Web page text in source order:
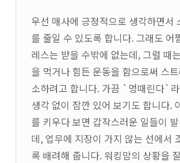
우선 매사에 긍정적으로 생각하면서
를 줄일 수 있도록 합니다. 그래도 어
레스는 받을 수밖에 없는데, 그럴 때
을 먹거나 힘든 운동을 함으로써 스
소하려고 합니다. 가끔 `멍때린다`
생각 없이 잠깐 있어 보기도 합니다.
를 키우다 보면 갑작스러운 일들이
데, 업무에 지장이 가지 않는 선에서
록 배려해 줍니다. 워킹맘의 상황을